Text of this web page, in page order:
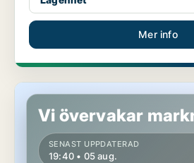
Mer info
Rum i Kungälv
Vi övervakar
SENAST UPPDATERAD
19:40 • 05 aug.